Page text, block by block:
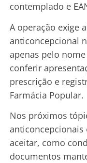
contemplado e
A operação exige
anticoncepcional
apenas pelo
conferir
prescrição e
Farmácia Popular.
Nos próximos
anticoncepcionais
aceitar, como
documentos